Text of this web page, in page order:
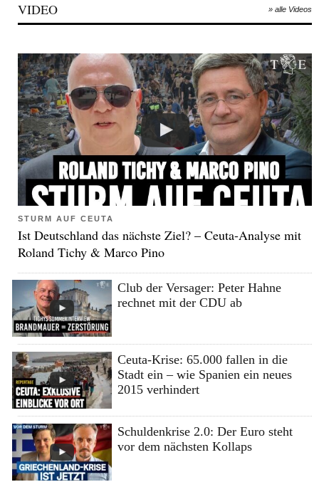
VIDEO » alle Videos
STURM AUF CEUTA
Ist Deutschland das nächste Ziel? – Ceuta-Analyse mit
Roland Tichy & Marco Pino
Club der Versager: Peter Hahne
rechnet mit der CDU ab
Ceuta-Krise: 65.000 fallen in die
Stadt ein – wie Spanien ein neues
2015 verhindert
Schuldenkrise 2.0: Der Euro steht
vor dem nächsten Kollaps